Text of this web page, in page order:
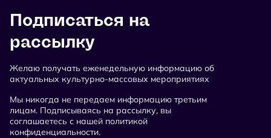
Подписаться на
рассылку
Желаю получать еженедельную информацию об
актуальных культурно-массовых мероприятиях
Мы никогда не передаем информацию третьим
лицам. Подписываясь на рассылку, вы
соглашаетесь с нашей политикой
конфиденциальности.